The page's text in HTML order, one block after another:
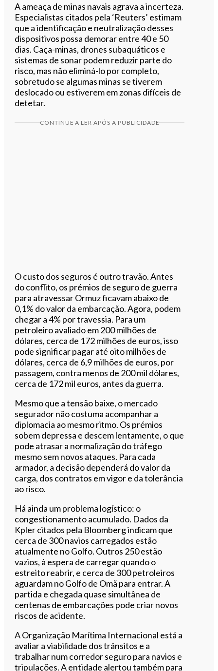
A ameaça de minas navais agrava a incerteza.
Especialistas citados pela ‘Reuters’ estimam
que a identificação e neutralização desses
dispositivos possa demorar entre 40 e 50
dias. Caça-minas, drones subaquáticos e
sistemas de sonar podem reduzir parte do
risco, mas não eliminá-lo por completo,
sobretudo se algumas minas se tiverem
deslocado ou estiverem em zonas difíceis de
detetar.
CONTINUE A LER APÓS A PUBLICIDADE
O custo dos seguros é outro travão. Antes
do conflito, os prémios de seguro de guerra
para atravessar Ormuz ficavam abaixo de
0,1% do valor da embarcação. Agora, podem
chegar a 4% por travessia. Para um
petroleiro avaliado em 200 milhões de
dólares, cerca de 172 milhões de euros, isso
pode significar pagar até oito milhões de
dólares, cerca de 6,9 milhões de euros, por
passagem, contra menos de 200 mil dólares,
cerca de 172 mil euros, antes da guerra.
Mesmo que a tensão baixe, o mercado
segurador não costuma acompanhar a
diplomacia ao mesmo ritmo. Os prémios
sobem depressa e descem lentamente, o que
pode atrasar a normalização do tráfego
mesmo sem novos ataques. Para cada
armador, a decisão dependerá do valor da
carga, dos contratos em vigor e da tolerância
ao risco.
Há ainda um problema logístico: o
congestionamento acumulado. Dados da
Kpler citados pela Bloomberg indicam que
cerca de 300 navios carregados estão
atualmente no Golfo. Outros 250 estão
vazios, à espera de carregar quando o
estreito reabrir, e cerca de 300 petroleiros
aguardam no Golfo de Omã para entrar. A
partida e chegada quase simultânea de
centenas de embarcações pode criar novos
riscos de acidente.
A Organização Marítima Internacional está a
avaliar a viabilidade dos trânsitos e a
trabalhar num corredor seguro para navios e
tripulações. A entidade alertou também para